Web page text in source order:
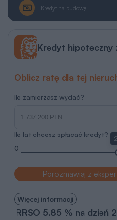
Kredyt na budowę
Kredyt hipoteczny
Oblicz ratę dla tej
Ile zamierzasz wydać?
Ile lat chcesz spłacać kredyt?
0
Porozmawiaj z
Więcej informacji
RRSO 5.85 % na dzień